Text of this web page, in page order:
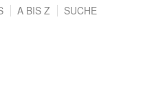
A BIS Z SUCHE